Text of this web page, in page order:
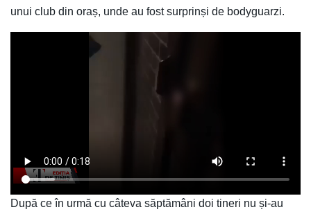
unui club din oraș, unde au fost surprinși de bodyguarzi.
După ce în urmă cu câteva săptămâni doi tineri nu și-au